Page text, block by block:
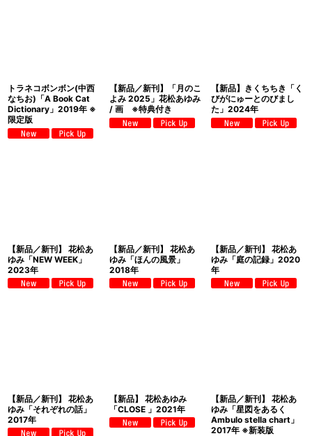
トラネコボンボン(中西
なちお)「A Book Cat
Dictionary」2019年 ※
限定版
【新品／新刊】「月のこ
よみ 2025」花松あゆみ
/ 画 ※特典付き
【新品】きくちちき「く
びがにゅーとのびまし
た」2024年
【新品／新刊】 花松あ
ゆみ「NEW WEEK」
2023年
【新品／新刊】 花松あ
ゆみ「ほんの風景」
2018年
【新品／新刊】 花松あ
ゆみ「庭の記録」2020
年
【新品／新刊】 花松あ
ゆみ「それぞれの話」
2017年
【新品】 花松あゆみ
「CLOSE 」2021年
【新品／新刊】 花松あ
ゆみ「星図をあるく
Ambulo stella chart」
2017年 ※新装版